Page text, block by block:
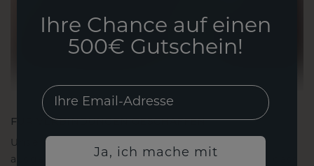
FÜR VERBINDUNGEN GESCHAFFEN
Unsere Designphilosophie ist auf Verbindung
ausgelegt, wobei jedes Stück so gestaltet ist, dass
Ihre Chance auf einen
500€ Gutschein!
EMail
Ja, ich mache mit